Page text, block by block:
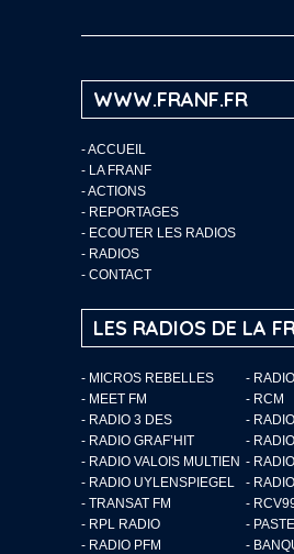
WWW.FRANF.FR
-ACCUEIL
- LA FRANF
-ACTIONS
- REPORTAGES
- ECOUTER LES RADIOS
- RADIOS
- CONTACT
LES RADIOS DE LA
- MICROS REBELLES
-
- MEET FM
- RCM
- RADIO 3 DES
-
- RADIO GRAF’HIT
-
- RADIO VALOIS MULTIEN -
- RADIO UYLENSPIEGEL
-
- TRANSAT FM
-
- RPL RADIO
-
- RADIO PFM
-